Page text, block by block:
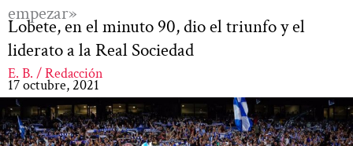
empezar»
Lobete, en el minuto 90, dio el triunfo y el
liderato a la Real Sociedad
E. B. / Redacción
17 octubre, 2021